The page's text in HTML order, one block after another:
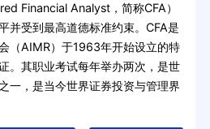
Financial Analyst，简称CFA）
并受到最高道德标准约束。CFA是
（AIMR）于1963年开始设立的特
。其职业考试每年举办两次，是世
一，是当今世界证券投资与管理界